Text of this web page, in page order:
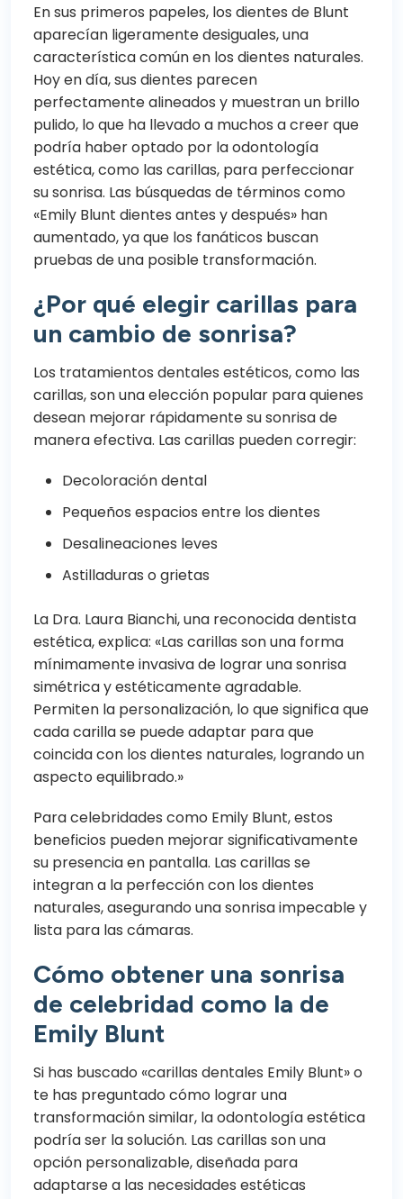
En sus primeros papeles, los dientes de Blunt
aparecían ligeramente desiguales, una
característica común en los dientes naturales.
Hoy en día, sus dientes parecen
perfectamente alineados y muestran un brillo
pulido, lo que ha llevado a muchos a creer que
podría haber optado por la odontología
estética, como las carillas, para perfeccionar
su sonrisa. Las búsquedas de términos como
«Emily Blunt dientes antes y después» han
aumentado, ya que los fanáticos buscan
pruebas de una posible transformación.
¿Por qué elegir carillas para
un cambio de sonrisa?
Los tratamientos dentales estéticos, como las
carillas, son una elección popular para quienes
desean mejorar rápidamente su sonrisa de
manera efectiva. Las carillas pueden corregir:
Decoloración dental
Pequeños espacios entre los dientes
Desalineaciones leves
Astilladuras o grietas
La Dra. Laura Bianchi, una reconocida dentista
estética, explica: «Las carillas son una forma
mínimamente invasiva de lograr una sonrisa
simétrica y estéticamente agradable.
Permiten la personalización, lo que significa que
cada carilla se puede adaptar para que
coincida con los dientes naturales, logrando un
aspecto equilibrado.»
Para celebridades como Emily Blunt, estos
beneficios pueden mejorar significativamente
su presencia en pantalla. Las carillas se
integran a la perfección con los dientes
naturales, asegurando una sonrisa impecable y
lista para las cámaras.
Cómo obtener una sonrisa
de celebridad como la de
Emily Blunt
Si has buscado «carillas dentales Emily Blunt» o
te has preguntado cómo lograr una
transformación similar, la odontología estética
podría ser la solución. Las carillas son una
opción personalizable, diseñada para
adaptarse a las necesidades estéticas